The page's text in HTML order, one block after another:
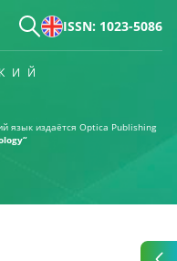
ISSN: 1023-5086
язык издаётся Optica Publishing